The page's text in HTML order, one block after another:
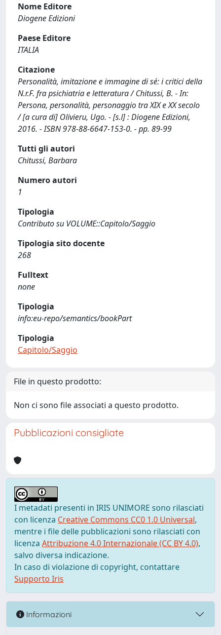
Nome Editore
Diogene Edizioni
Paese Editore
ITALIA
Citazione
Personalità, imitazione e immagine di sé: i critici della
N.r.F. fra psichiatria e letteratura / Chitussi, B. - In:
Persona, personalità, personaggio tra XIX e XX secolo
/ [a cura di] Olivieru, Ugo. - [s.l] : Diogene Edizioni,
2016. - ISBN 978-88-6647-153-0. - pp. 89-99
Tutti gli autori
Chitussi, Barbara
Numero autori
1
Tipologia
Contributo su VOLUME::Capitolo/Saggio
Tipologia sito docente
268
Fulltext
none
Tipologia
info:eu-repo/semantics/bookPart
Tipologia
Capitolo/Saggio
File in questo prodotto:
Non ci sono file associati a questo prodotto.
Pubblicazioni consigliate
I metadati presenti in IRIS UNIMORE sono rilasciati
con licenza Creative Commons CC0 1.0 Universal,
mentre i file delle pubblicazioni sono rilasciati con
licenza Attribuzione 4.0 Internazionale (CC BY 4.0),
salvo diversa indicazione.
In caso di violazione di copyright, contattare
Supporto Iris
Informazioni